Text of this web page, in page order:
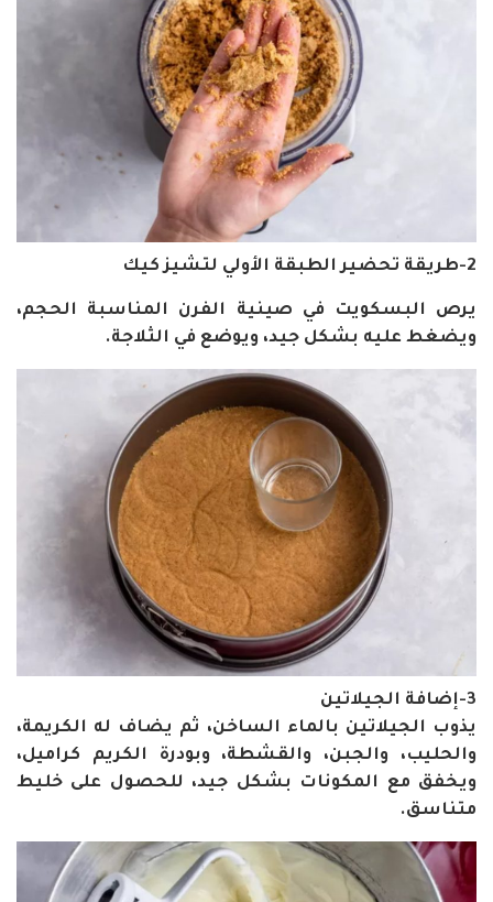
2-طريقة تحضير الطبقة الأولي لتشيز كيك
يرص البسكويت في صينية الفرن المناسبة الحجم،
ويضغط عليه بشكل جيد، ويوضع في الثلاجة.
3-إضافة الجيلاتين
يذوب الجيلاتين بالماء الساخن، ثم يضاف له الكريمة،
والحليب، والجبن، والقشطة، وبودرة الكريم كراميل،
ويخفق مع المكونات بشكل جيد، للحصول على خليط
متناسق.